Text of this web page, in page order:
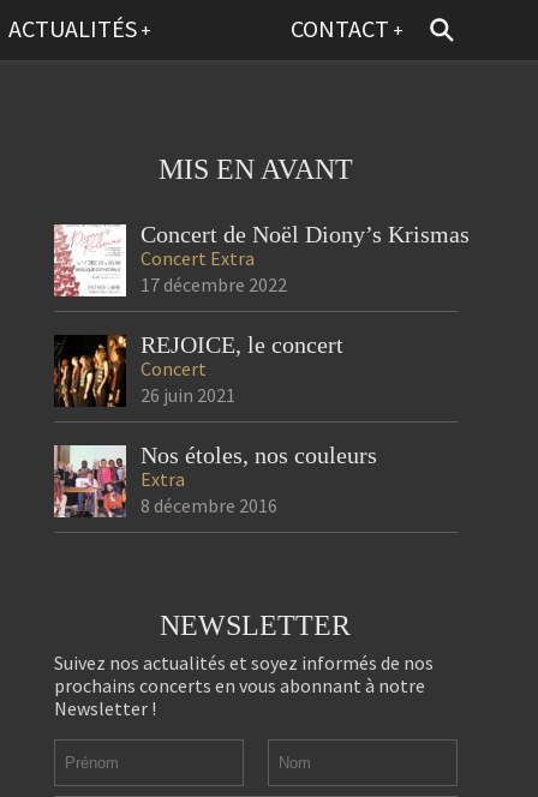
ACTUALITÉS + CONTACT +
MIS EN AVANT
Concert de Noël Diony’s Krismas
Concert Extra
17 décembre 2022
REJOICE, le concert
Concert
26 juin 2021
Nos étoles, nos couleurs
Extra
8 décembre 2016
NEWSLETTER
Suivez nos actualités et soyez informés de nos
prochains concerts en vous abonnant à notre
Newsletter !